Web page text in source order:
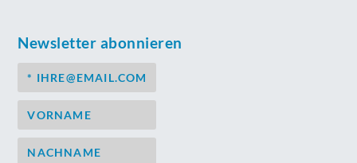
Newsletter abonnieren